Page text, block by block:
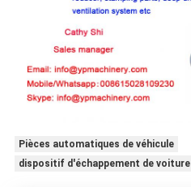
Pièces automatiques de véhicule
dispositif d'échappement de voiture